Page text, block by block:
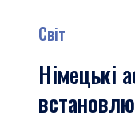
Світ
Німецькі